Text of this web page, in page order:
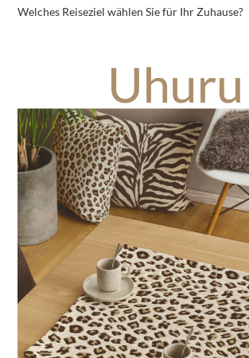
Welches Reiseziel wählen Sie für Ihr Zuhause?